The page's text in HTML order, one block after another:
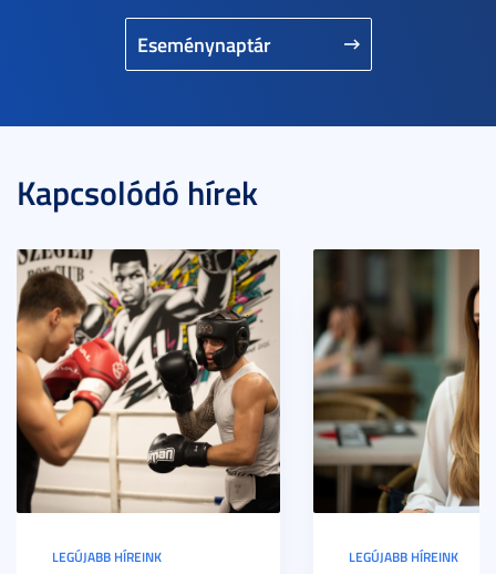
Eseménynaptár
Kapcsolódó hírek
LEGÚJABB HÍREINK LEGÚJABB HÍREINK